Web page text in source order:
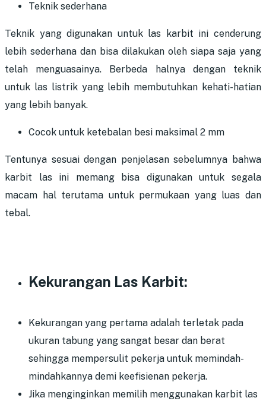
Teknik sederhana
Teknik yang digunakan untuk las karbit ini cenderung
lebih sederhana dan bisa dilakukan oleh siapa saja yang
telah menguasainya. Berbeda halnya dengan teknik
untuk las listrik yang lebih membutuhkan kehati-hatian
yang lebih banyak.
Cocok untuk ketebalan besi maksimal 2 mm
Tentunya sesuai dengan penjelasan sebelumnya bahwa
karbit las ini memang bisa digunakan untuk segala
macam hal terutama untuk permukaan yang luas dan
tebal.
Kekurangan Las Karbit:
Kekurangan yang pertama adalah terletak pada
ukuran tabung yang sangat besar dan berat
sehingga mempersulit pekerja untuk memindah-
mindahkannya demi keefisienan pekerja.
Jika menginginkan memilih menggunakan karbit las